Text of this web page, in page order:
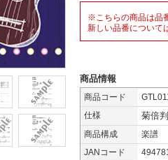
※こちらの商品は品
新しい品番について
商品情報
商品コード
仕様
菊倍
商品構成
楽譜
JANコード